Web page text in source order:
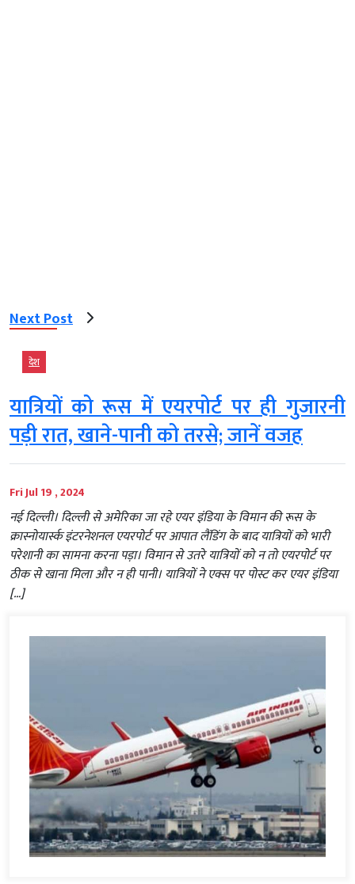
Next Post
देश
यात्रियों को रूस में एयरपोर्ट पर ही गुजारनी
पड़ी रात, खाने-पानी को तरसे; जानें वजह
Fri Jul 19 , 2024
नई दिल्ली। दिल्ली से अमेरिका जा रहे एयर इंडिया के विमान की रूस के
क्रास्नोयार्स्क इंटरनेशनल एयरपोर्ट पर आपात लैंडिंग के बाद यात्रियों को भारी
परेशानी का सामना करना पड़ा। विमान से उतरे यात्रियों को न तो एयरपोर्ट पर
ठीक से खाना मिला और न ही पानी। यात्रियों ने एक्स पर पोस्ट कर एयर इंडिया
[…]